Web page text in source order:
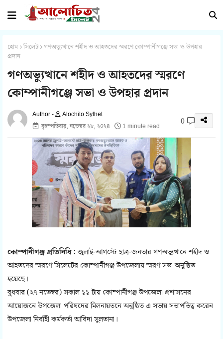
হোম সিলেট গণঅভ্যুত্থানে শহীদ ও আহতদের স্মরণে কোম্পানীগঞ্জে সভা ও উপহার
প্রদান
গণঅভ্যুত্থানে শহীদ ও আহতদের স্মরণে
কোম্পানীগঞ্জে সভা ও উপহার প্রদান
Alochito Sylhet
বৃহস্পতিবার, নভেম্বর ২৮, ২০২৪
1 minute read 0
কোম্পানীগঞ্জ প্রতিনিধি :জুলাই-আগস্টে ছাত্র-জনতার গণঅভ্যুত্থানে শহীদ ও
আহতদের স্মরণে সিলেটের কোম্পানীগঞ্জ উপজেলায় স্মরণ সভা অনুষ্ঠিত
হয়েছে।
বুধবার (২৭ নভেম্বর) সকাল ১১ টায় কোম্পানীগঞ্জ উপজেলা প্রশাসনের
আয়োজনে উপজেলা পরিষদের মিলনায়তনে অনুষ্ঠিত এ সভায় সভাপতিত্ব করেন
উপজেলা নির্বাহী কর্মকর্তা আবিদা সুলতানা।